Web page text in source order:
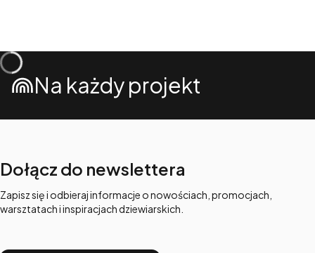
Na każdy projekt
Dołącz do newslettera
Zapisz się i odbieraj informacje o nowościach, promocjach,
warsztatach i inspiracjach dziewiarskich.